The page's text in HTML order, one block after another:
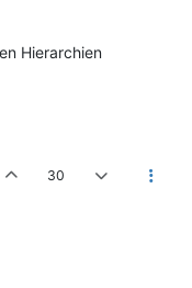
Hierarchien
30